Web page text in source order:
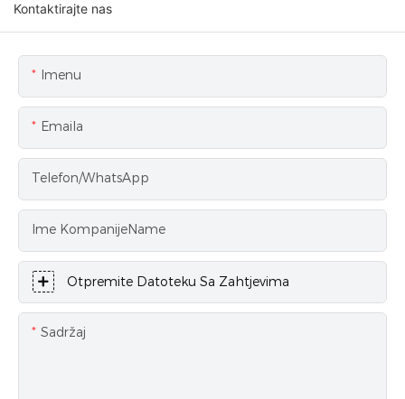
Kontaktirajte nas
Imenu
Emaila
Telefon/WhatsApp
Ime KompanijeName
Otpremite Datoteku Sa Zahtjevima
Sadržaj